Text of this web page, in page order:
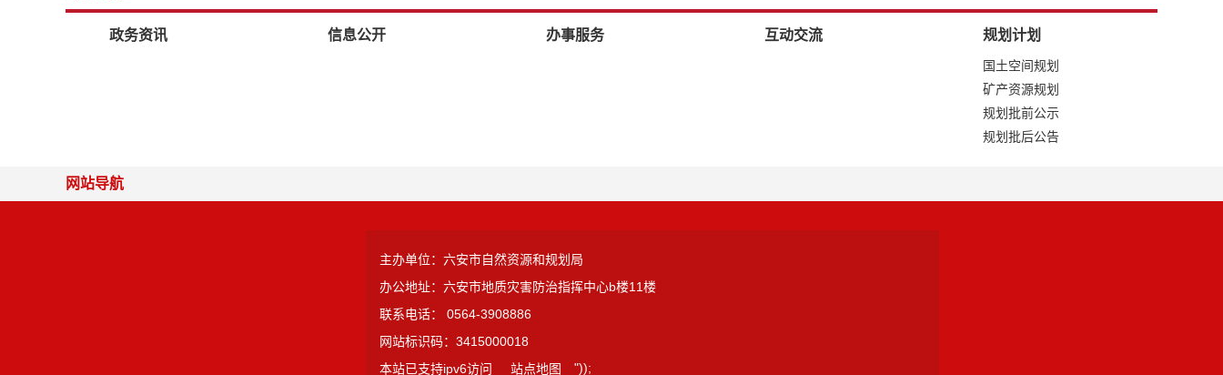
政务资讯 信息公开 办事服务 互动交流 规划计划
国土空间规划
矿产资源规划
规划批前公示
规划批后公告
网站导航
主办单位：六安市自然资源和规划局
办公地址：六安市地质灾害防治指挥中心b楼11楼
联系电话： 0564-3908886
网站标识码：3415000018
本站已支持ipv6访问
站点地图 "));